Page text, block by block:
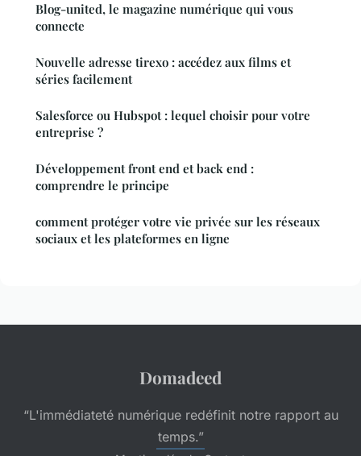
Blog-united, le magazine numérique qui vous
connecte
Nouvelle adresse tirexo : accédez aux films et
séries facilement
Salesforce ou Hubspot : lequel choisir pour votre
entreprise ?
Développement front end et back end :
comprendre le principe
comment protéger votre vie privée sur les réseaux
sociaux et les plateformes en ligne
Domadeed
“L'immédiateté numérique redéfinit notre rapport au
temps.”